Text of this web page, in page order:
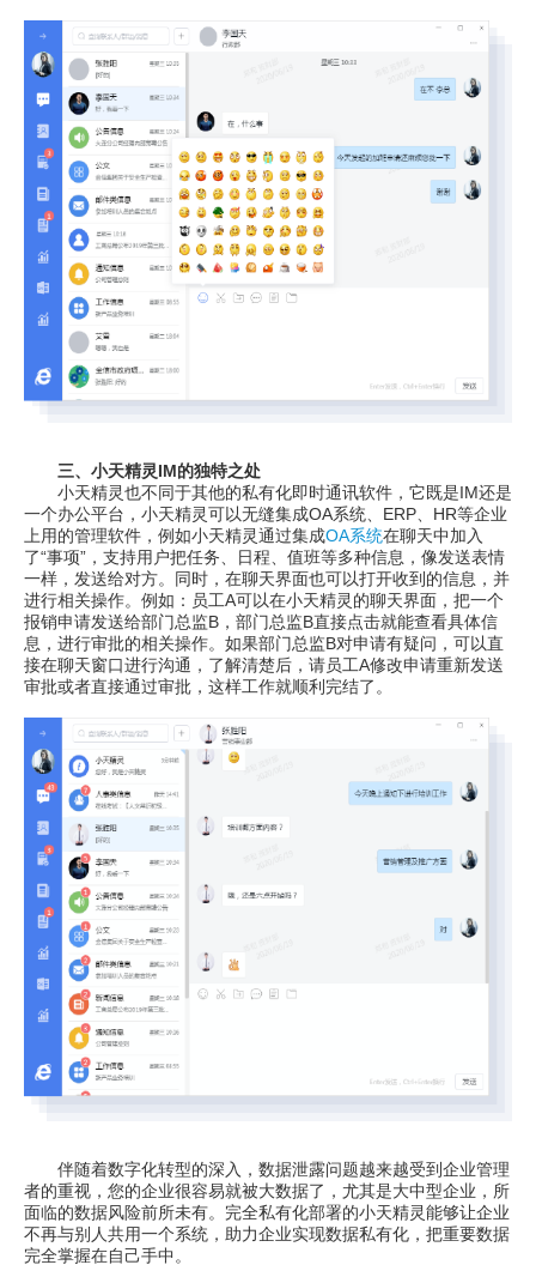
三、小天精灵IM的独特之处
小天精灵也不同于其他的私有化即时通讯软件，它既是IM还是
一个办公平台，小天精灵可以无缝集成OA系统、ERP、HR等企业
上用的管理软件，例如小天精灵通过集成OA系统在聊天中加入
了“事项”，支持用户把任务、日程、值班等多种信息，像发送表情
一样，发送给对方。同时，在聊天界面也可以打开收到的信息，并
进行相关操作。例如：员工A可以在小天精灵的聊天界面，把一个
报销申请发送给部门总监B，部门总监B直接点击就能查看具体信
息，进行审批的相关操作。如果部门总监B对申请有疑问，可以直
接在聊天窗口进行沟通，了解清楚后，请员工A修改申请重新发送
审批或者直接通过审批，这样工作就顺利完结了。
伴随着数字化转型的深入，数据泄露问题越来越受到企业管理
者的重视，您的企业很容易就被大数据了，尤其是大中型企业，所
面临的数据风险前所未有。完全私有化部署的小天精灵能够让企业
不再与别人共用一个系统，助力企业实现数据私有化，把重要数据
完全掌握在自己手中。